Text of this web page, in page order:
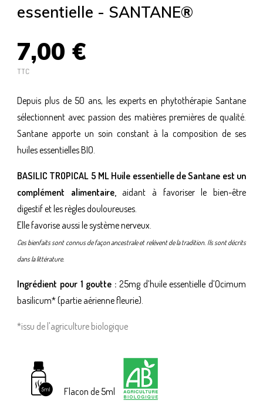
essentielle - SANTANE®
7,00 €
TTC
Depuis plus de 50 ans, les experts en phytothérapie Santane
sélectionnent avec passion des matières premières de qualité.
Santane apporte un soin constant à la composition de ses
huiles essentielles BIO.
BASILIC TROPICAL 5 ML Huile essentielle de Santane est un
complément alimentaire, aidant à favoriser le bien-être
digestif et les règles douloureuses.
Elle favorise aussi le système nerveux.
Ces bienfaits sont connus de façon ancestrale et relèvent de la tradition. Ils sont décrits
dans la littérature.
Ingrédient pour 1 goutte : 25mg d’huile essentielle d’Ocimum
basilicum* (partie aérienne fleurie).
*issu de l'agriculture biologique
Flacon de 5ml